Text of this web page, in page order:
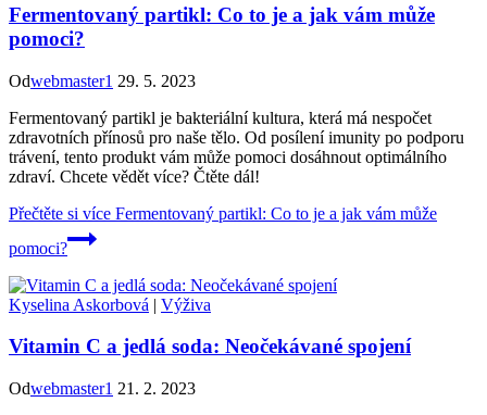
Fermentovaný partikl: Co to je a jak vám může
pomoci?
Odwebmaster1 29. 5. 2023
Fermentovaný partikl je bakteriální kultura, která má nespočet
zdravotních přínosů pro naše tělo. Od posílení imunity po podporu
trávení, tento produkt vám může pomoci dosáhnout optimálního
zdraví. Chcete vědět více? Čtěte dál!
Přečtěte si více Fermentovaný partikl: Co to je a jak vám může
pomoci?
Kyselina Askorbová | Výživa
Vitamin C a jedlá soda: Neočekávané spojení
Odwebmaster1 21. 2. 2023